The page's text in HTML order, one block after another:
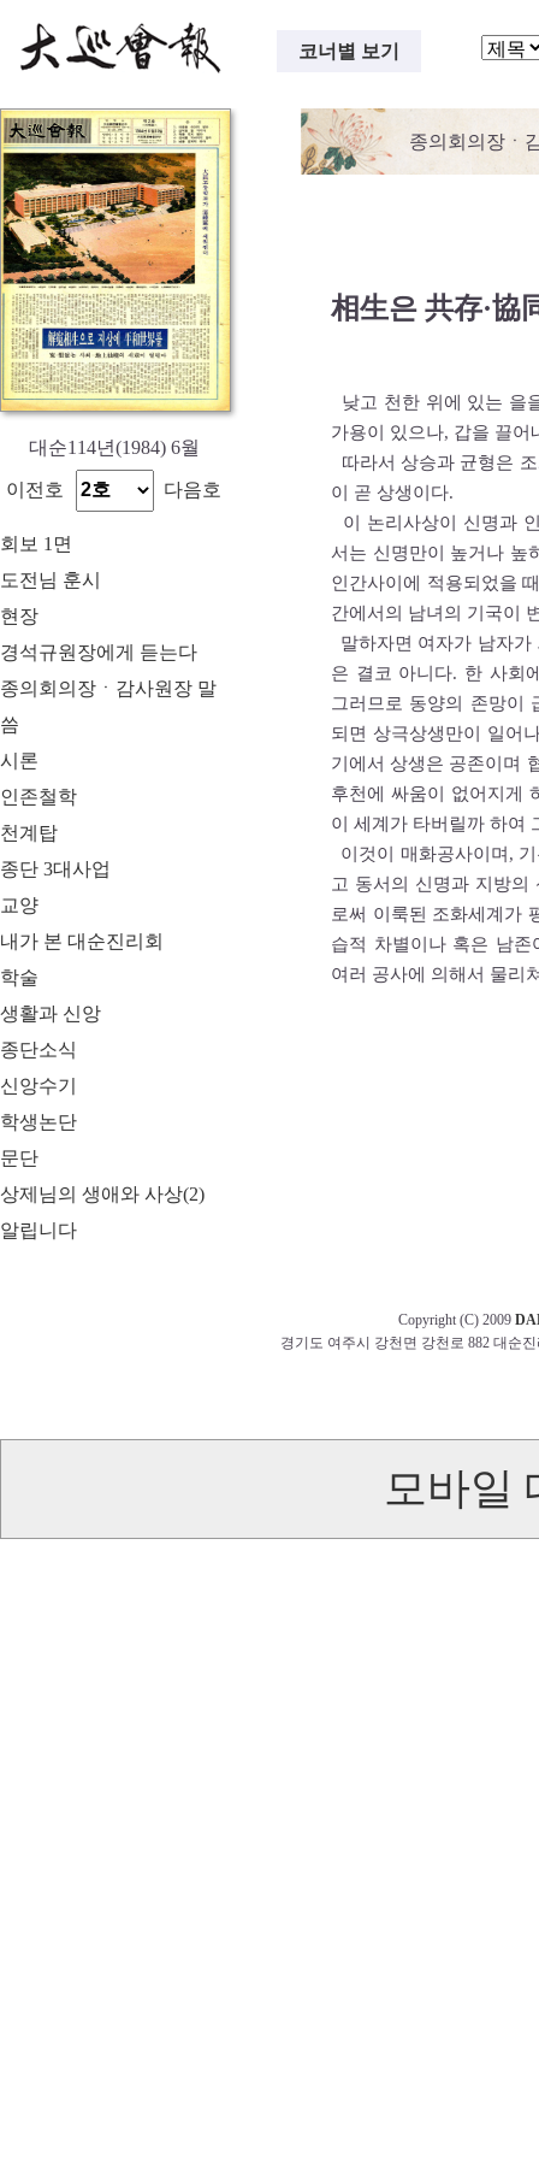
코너별 보기
대순114년(1984) 6월
이전호 다음호
회보 1면
도전님 훈시
현장
경석규원장에게 듣는다
종의회의장ㆍ감사원장 말
씀
시론
인존철학
천계탑
종단 3대사업
교양
내가 본 대순진리회
학술
생활과 신앙
종단소식
신앙수기
학생논단
문단
상제님의 생애와 사상(2)
알립니다
종의회의장ㆍ
相生은 共存·協
낮고 천한 위에 있는 을
가용이 있으나, 갑을 끌어
따라서 상승과 균형은
이 곧 상생이다.
이 논리사상이 신명과
서는 신명만이 높거나 높
인간사이에 적용되었을
간에서의 남녀의 기국이
말하자면 여자가 남자가
은 결코 아니다. 한 사회
그러므로 동양의 존망이
되면 상극상생만이 일어
기에서 상생은 공존이며
후천에 싸움이 없어지게
이 세계가 타버릴까 하여
이것이 매화공사이며,
고 동서의 신명과 지방
로써 이룩된 조화세계가
습적 차별이나 혹은 남
여러 공사에 의해서 물리
Copyright (C) 2009
경기도 여주시 강천면 강천로 882 대순진
모바일